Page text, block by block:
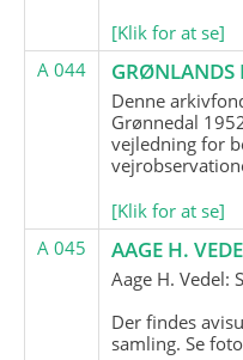
[Klik for at se]
A 044
Denne
Grønnedal
vejledning for
[Klik for at se]
A 045
AAGE H.
Aage H. Vedel:
Der findes
samling. Se